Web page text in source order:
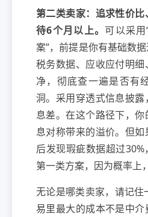
第二类卖家：追求性价
待6个月以上。 可以采
案”，前提是你有基础数
税务数据、应收应付明
净，彻底查一遍是否有
洞。采用穿透式信息披
息差。在这个路径下，
息对称带来的溢价。但
后发现瑕疵数据超过
第一类方案，因为概率上
无论是哪类卖家，请记
易里最大的成本不是中